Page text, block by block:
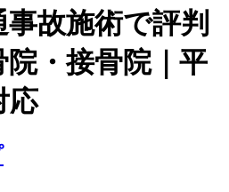
故施術で評判
・接骨院｜平
応